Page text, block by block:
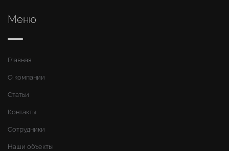
Меню
Главная
О компании
Статьи
Контакты
Сотрудники
Наши объекты